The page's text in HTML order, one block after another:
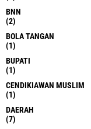
BNN
(2)
BOLA TANGAN
(1)
BUPATI
(1)
CENDIKIAWAN MUSLIM
(1)
DAERAH
(7)